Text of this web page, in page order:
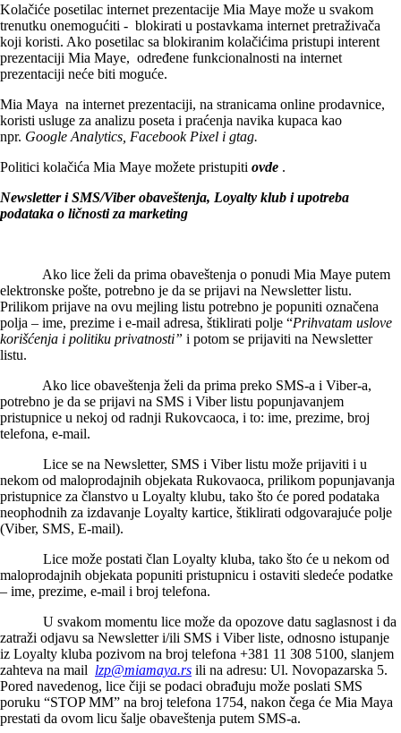
Kolačiće posetilac internet prezentacije Mia Maye može u svakom
trenutku onemogućiti - blokirati u postavkama internet pretraživača
koji koristi. Ako posetilac sa blokiranim kolačićima pristupi interent
prezentaciji Mia Maye, određene funkcionalnosti na internet
prezentaciji neće biti moguće.
Mia Maya na internet prezentaciji, na stranicama online prodavnice,
koristi usluge za analizu poseta i praćenja navika kupaca kao
npr. Google Analytics, Facebook Pixel i gtag.
Politici kolačića Mia Maye možete pristupiti ovde .
Newsletter i SMS/Viber obaveštenja, Loyalty klub i upotreba
podataka o ličnosti za marketing
Ako lice želi da prima obaveštenja o ponudi Mia Maye putem
elektronske pošte, potrebno je da se prijavi na Newsletter listu.
Prilikom prijave na ovu mejling listu potrebno je popuniti označena
polja – ime, prezime i e-mail adresa, štiklirati polje “Prihvatam uslove
korišćenja i politiku privatnosti” i potom se prijaviti na Newsletter
listu.
Ako lice obaveštenja želi da prima preko SMS-a i Viber-a,
potrebno je da se prijavi na SMS i Viber listu popunjavanjem
pristupnice u nekoj od radnji Rukovcaoca, i to: ime, prezime, broj
telefona, e-mail.
Lice se na Newsletter, SMS i Viber listu može prijaviti i u
nekom od maloprodajnih objekata Rukovaoca, prilikom popunjavanja
pristupnice za članstvo u Loyalty klubu, tako što će pored podataka
neophodnih za izdavanje Loyalty kartice, štiklirati odgovarajuće polje
(Viber, SMS, E-mail).
Lice može postati član Loyalty kluba, tako što će u nekom od
maloprodajnih objekata popuniti pristupnicu i ostaviti sledeće podatke
– ime, prezime, e-mail i broj telefona.
U svakom momentu lice može da opozove datu saglasnost i da
zatraži odjavu sa Newsletter i/ili SMS i Viber liste, odnosno istupanje
iz Loyalty kluba pozivom na broj telefona +381 11 308 5100, slanjem
zahteva na mail lzp@miamaya.rs ili na adresu: Ul. Novopazarska 5.
Pored navedenog, lice čiji se podaci obrađuju može poslati SMS
poruku “STOP MM” na broj telefona 1754 nakon čega će Mia Maya
prestati da ovom licu šalje obaveštenja putem SMS-a.